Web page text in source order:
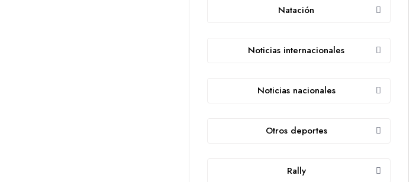
Natación
Noticias internacionales
Noticias nacionales
Otros deportes
Rally